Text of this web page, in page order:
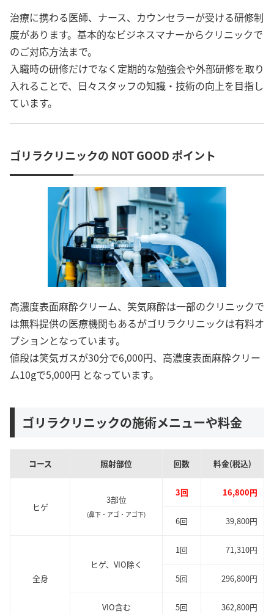
治療に携わる医師、ナース、カウンセラーが受ける研修制
度があります。基本的なビジネスマナーからクリニックで
のご対応方法まで。
入職時の研修だけでなく定期的な勉強会や外部研修を取り
入れることで、日々スタッフの知識・技術の向上を目指し
ています。
ゴリラクリニックの NOT GOOD ポイント
高濃度表面麻酔クリーム、笑気麻酔は一部のクリニックで
は無料提供の医療機関もあるがゴリラクリニックは有料オ
プションとなっています。
値段は笑気ガスが30分で6,000円、高濃度表面麻酔クリー
ム10gで5,000円 となっています。
ゴリラクリニックの施術メニューや料金
コース 照射部位 回数 料金(税込)
ヒゲ
3部位
(鼻下・アゴ・アゴ下)
3回 16,800円
6回 39,800円
全身
ヒゲ、VIO除く
1回 71,310円
5回 296,800円
VIO含む 5回 362,800円